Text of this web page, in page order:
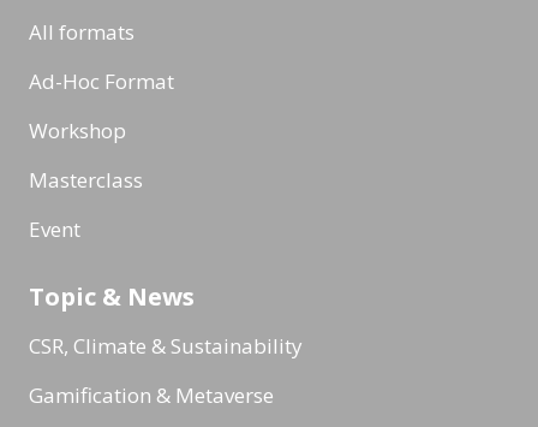
All formats
Ad-Hoc Format
Workshop
Masterclass
Event
Topic & News
CSR, Climate & Sustainability
Gamification & Metaverse